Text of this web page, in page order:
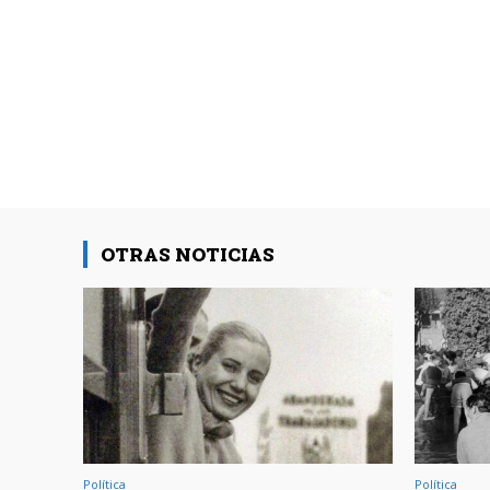
OTRAS NOTICIAS
Política Política